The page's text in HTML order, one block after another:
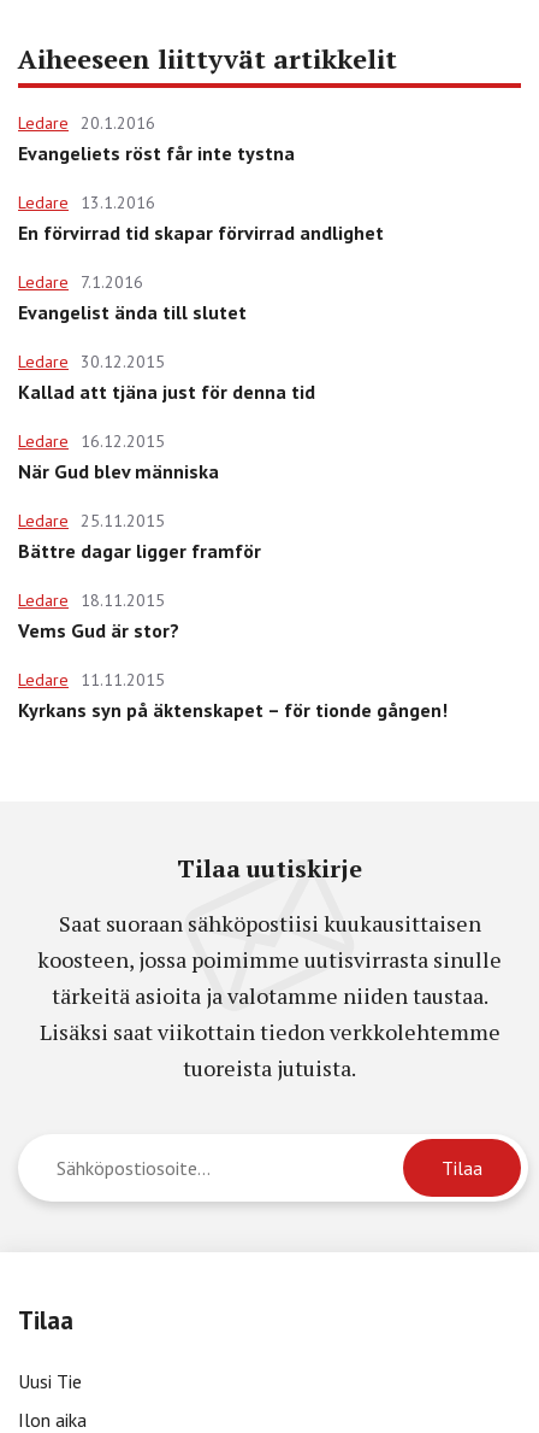
Aiheeseen liittyvät artikkelit
Ledare 20.1.2016
Evangeliets röst får inte tystna
Ledare 13.1.2016
En förvirrad tid skapar förvirrad andlighet
Ledare 7.1.2016
Evangelist ända till slutet
Ledare 30.12.2015
Kallad att tjäna just för denna tid
Ledare 16.12.2015
När Gud blev människa
Ledare 25.11.2015
Bättre dagar ligger framför
Ledare 18.11.2015
Vems Gud är stor?
Ledare 11.11.2015
Kyrkans syn på äktenskapet – för tionde gången!
Tilaa uutiskirje
Saat suoraan sähköpostiisi kuukausittaisen
koosteen, jossa poimimme uutisvirrasta sinulle
tärkeitä asioita ja valotamme niiden taustaa.
Lisäksi saat viikottain tiedon verkkolehtemme
tuoreista jutuista.
Tilaa
Uusi Tie
Ilon aika